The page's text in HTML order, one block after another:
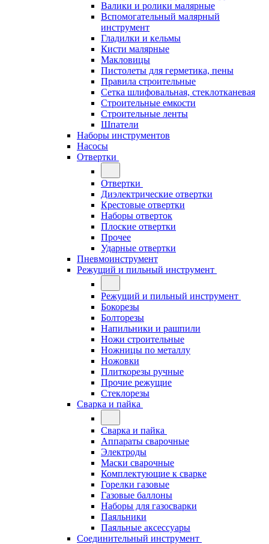
Валики и ролики малярные
Вспомогательный малярный
инструмент
Гладилки и кельмы
Кисти малярные
Макловицы
Пистолеты для герметика, пены
Правила строительные
Сетка шлифовальная, стеклотканевая
Строительные емкости
Строительные ленты
Шпатели
Наборы инструментов
Насосы
Отвертки
Отвертки
Диэлектрические отвертки
Крестовые отвертки
Наборы отверток
Плоские отвертки
Прочее
Ударные отвертки
Пневмоинструмент
Режущий и пильный инструмент
Режущий и пильный инструмент
Бокорезы
Болторезы
Напильники и рашпили
Ножи строительные
Ножницы по металлу
Ножовки
Плиткорезы ручные
Прочие режущие
Стеклорезы
Сварка и пайка
Сварка и пайка
Аппараты сварочные
Электроды
Маски сварочные
Комплектующие к сварке
Горелки газовые
Газовые баллоны
Наборы для газосварки
Паяльники
Паяльные аксессуары
Соединительный инструмент